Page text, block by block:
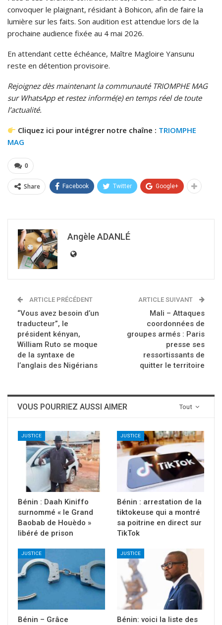
convoquer le plaignant, résidant à Bohicon, afin de faire la
lumière sur les faits. Son audition est attendue lors de la
prochaine audience fixée au 4 mai 2026.
En attendant cette échéance, Maître Magloire Yansunu
reste en détention provisoire.
Rejoignez dès maintenant la communauté TRIOMPHE MAG
sur WhatsApp et restez informé(e) en temps réel de toute
l’actualité.
Cliquez ici pour intégrer notre chaîne : TRIOMPHE
MAG
0
Share Facebook Twitter Google+
Angèle ADANLÉ
ARTICLE PRÉCÉDENT
“Vous avez besoin d’un
traducteur”, le
président kényan,
William Ruto se moque
de la syntaxe de
l’anglais des Nigérians
ARTICLE SUIVANT
Mali – Attaques
coordonnées de
groupes armés : Paris
presse ses
ressortissants de
quitter le territoire
Tout
VOUS POURRIEZ AUSSI AIMER
JUSTICE
Bénin : Daah Kiniffo
surnommé « le Grand
Baobab de Houèdo »
libéré de prison
JUSTICE
Bénin : arrestation de la
tiktokeuse qui a montré
sa poitrine en direct sur
TikTok
JUSTICE
Bénin – Grâce
JUSTICE
Bénin: voici la liste des